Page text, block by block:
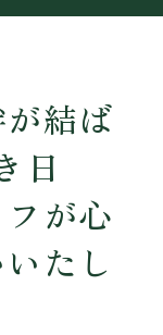
結ば
日
が心
たし